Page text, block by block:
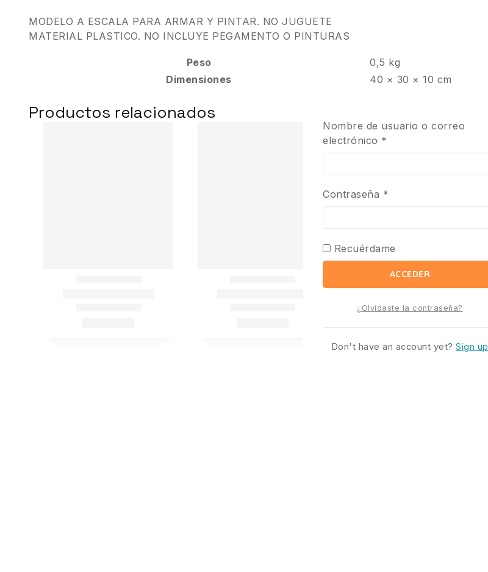
MODELO A ESCALA PARA ARMAR Y PINTAR. NO JUGUETE
MATERIAL PLASTICO. NO INCLUYE PEGAMENTO O PINTURAS
Peso
0,5 kg
Dimensiones
40 × 30 × 10 cm
Productos relacionados
Nombre de usuario o correo
electrónico *
Contraseña *
Recuérdame
ACCEDER
¿Olvidaste la contraseña?
Don't have an account yet? Sign up